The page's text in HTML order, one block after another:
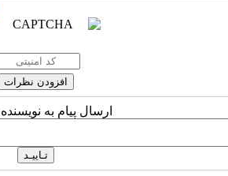
ارسال پیام به